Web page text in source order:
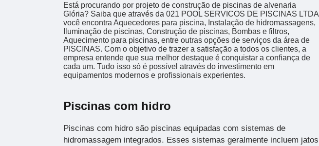
Está procurando por projeto de construção de piscinas de alvenaria
Glória? Saiba que através da 021 POOL SERVICOS DE PISCINAS LTDA
você encontra Aquecedores para piscina, Instalação de hidromassagens,
Iluminação de piscinas, Construção de piscinas, Bombas e filtros,
Aquecimento para piscinas, entre outras opções de serviços da área de
PISCINAS. Com o objetivo de trazer a satisfação a todos os clientes, a
empresa entende que sua melhor destaque é conquistar a confiança de
cada um. Tudo isso só é possível através do investimento em
equipamentos modernos e profissionais experientes.
Piscinas com hidro
Piscinas com hidro são piscinas equipadas com sistemas de
hidromassagem integrados. Esses sistemas geralmente incluem jatos